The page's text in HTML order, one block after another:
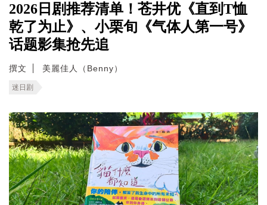
2026日剧推荐清单！苍井优《直到T恤
乾了为止》、小栗旬《气体人第一号》
话题影集抢先追
撰文 美麗佳人（Benny）
迷日剧